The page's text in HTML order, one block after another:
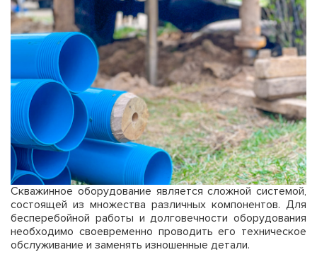
Скважинное оборудование является сложной системой,
состоящей из множества различных компонентов. Для
бесперебойной работы и долговечности оборудования
необходимо своевременно проводить его техническое
обслуживание и заменять изношенные детали.